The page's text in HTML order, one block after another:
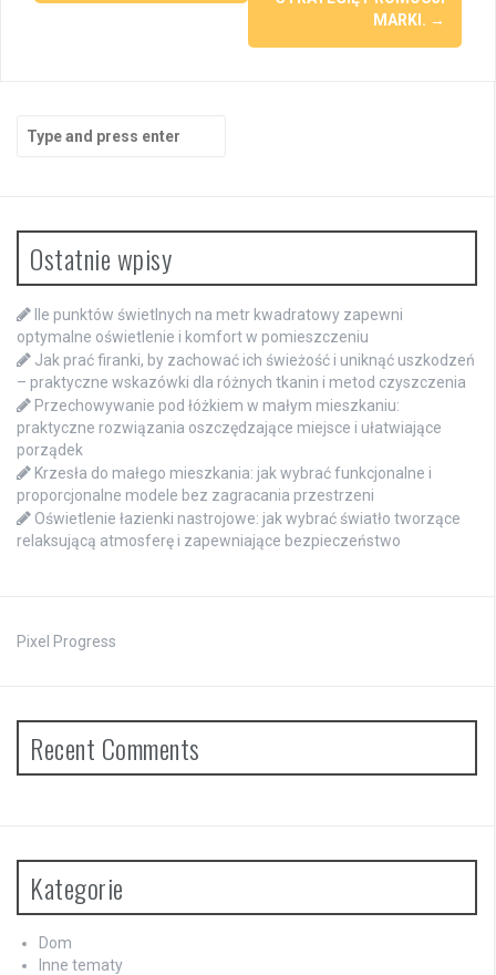
MARKI. →
for:
Ostatnie wpisy
Ile punktów świetlnych na metr kwadratowy zapewni
optymalne oświetlenie i komfort w pomieszczeniu
Jak prać firanki, by zachować ich świeżość i uniknąć uszkodzeń
– praktyczne wskazówki dla różnych tkanin i metod czyszczenia
Przechowywanie pod łóżkiem w małym mieszkaniu:
praktyczne rozwiązania oszczędzające miejsce i ułatwiające
porządek
Krzesła do małego mieszkania: jak wybrać funkcjonalne i
proporcjonalne modele bez zagracania przestrzeni
Oświetlenie łazienki nastrojowe: jak wybrać światło tworzące
relaksującą atmosferę i zapewniające bezpieczeństwo
Pixel Progress
Recent Comments
Kategorie
Dom
Inne tematy